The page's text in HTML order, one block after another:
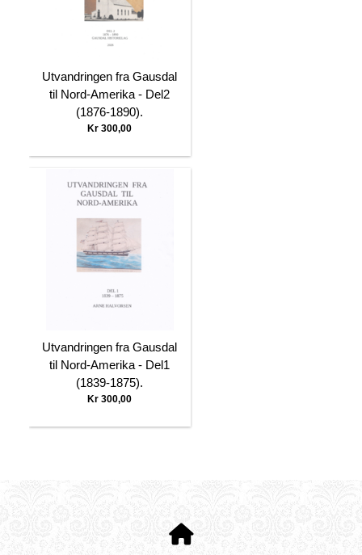
Utvandringen fra Gausdal
til Nord-Amerika - Del2
(1876-1890).
Kr 300,00
Utvandringen fra Gausdal
til Nord-Amerika - Del1
(1839-1875).
Kr 300,00